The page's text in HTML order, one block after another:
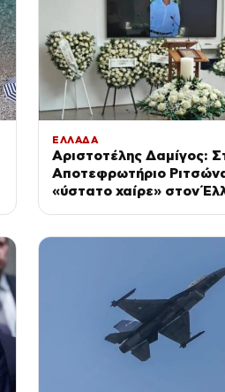
ΕΛΛΑΔΑ
Αριστοτέλης Δαμίγος:
Αποτεφρωτήριο
«ύστατο χαίρε» στον